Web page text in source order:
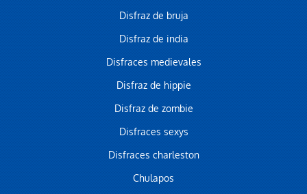
Disfraz de bruja
Disfraz de india
Disfraces medievales
Disfraz de hippie
Disfraz de zombie
Disfraces sexys
Disfraces charleston
Chulapos